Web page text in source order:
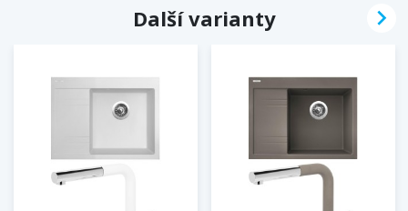
Další varianty 